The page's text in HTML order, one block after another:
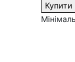
Купити